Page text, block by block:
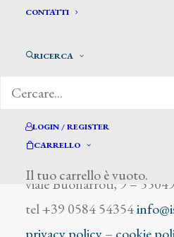
CONTATTI
RICERCA
LOGIN / REGISTER
CARRELLO
Il tuo carrello è vuoto.
viale Buonarroti, 9 –
tel +39 0584 54354